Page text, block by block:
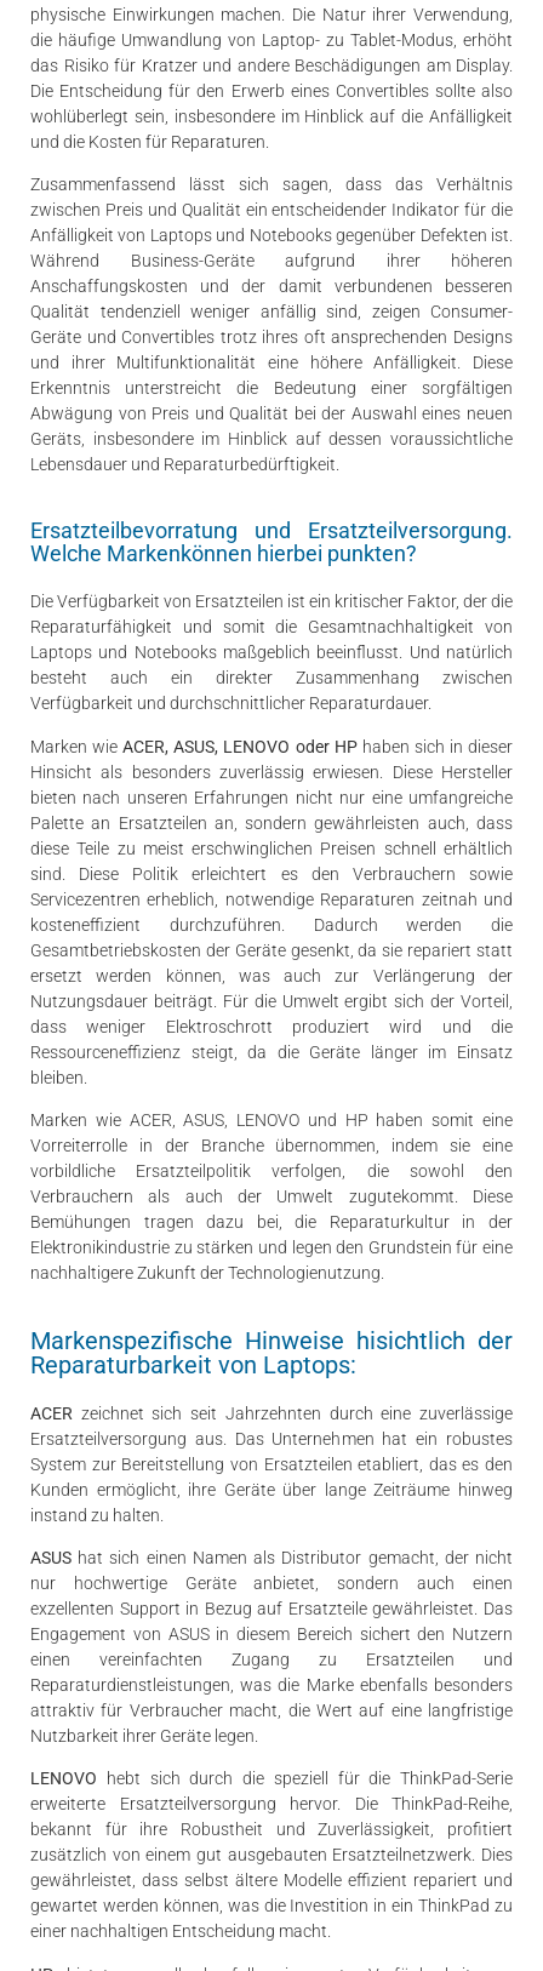
physische Einwirkungen machen. Die Natur ihrer Verwendung,
die häufige Umwandlung von Laptop- zu Tablet-Modus, erhöht
das Risiko für Kratzer und andere Beschädigungen am Display.
Die Entscheidung für den Erwerb eines Convertibles sollte also
wohlüberlegt sein, insbesondere im Hinblick auf die Anfälligkeit
und die Kosten für Reparaturen.
Zusammenfassend lässt sich sagen, dass das Verhältnis
zwischen Preis und Qualität ein entscheidender Indikator für die
Anfälligkeit von Laptops und Notebooks gegenüber Defekten ist.
Während Business-Geräte aufgrund ihrer höheren
Anschaffungskosten und der damit verbundenen besseren
Qualität tendenziell weniger anfällig sind, zeigen Consumer-
Geräte und Convertibles trotz ihres oft ansprechenden Designs
und ihrer Multifunktionalität eine höhere Anfälligkeit. Diese
Erkenntnis unterstreicht die Bedeutung einer sorgfältigen
Abwägung von Preis und Qualität bei der Auswahl eines neuen
Geräts, insbesondere im Hinblick auf dessen voraussichtliche
Lebensdauer und Reparaturbedürftigkeit.
Ersatzteilbevorratung und Ersatzteilversorgung.
Welche Markenkönnen hierbei punkten?
Die Verfügbarkeit von Ersatzteilen ist ein kritischer Faktor, der die
Reparaturfähigkeit und somit die Gesamtnachhaltigkeit von
Laptops und Notebooks maßgeblich beeinflusst. Und natürlich
besteht auch ein direkter Zusammenhang zwischen
Verfügbarkeit und durchschnittlicher Reparaturdauer.
Marken wieACER, ASUS, LENOVO oder HPhaben sich in dieser
Hinsicht als besonders zuverlässig erwiesen. Diese Hersteller
bieten nach unseren Erfahrungen nicht nur eine umfangreiche
Palette an Ersatzteilen an, sondern gewährleisten auch, dass
diese Teile zu meist erschwinglichen Preisen schnell erhältlich
sind. Diese Politik erleichtert es den Verbrauchern sowie
Servicezentren erheblich, notwendige Reparaturen zeitnah und
kosteneffizient durchzuführen. Dadurch werden die
Gesamtbetriebskosten der Geräte gesenkt, da sie repariert statt
ersetzt werden können, was auch zur Verlängerung der
Nutzungsdauer beiträgt. Für die Umwelt ergibt sich der Vorteil,
dass weniger Elektroschrott produziert wird und die
Ressourceneffizienz steigt, da die Geräte länger im Einsatz
bleiben.
Marken wie ACER, ASUS, LENOVO und HP haben somit eine
Vorreiterrolle in der Branche übernommen, indem sie eine
vorbildliche Ersatzteilpolitik verfolgen, die sowohl den
Verbrauchern als auch der Umwelt zugutekommt. Diese
Bemühungen tragen dazu bei, die Reparaturkultur in der
Elektronikindustrie zu stärken und legen den Grundstein für eine
nachhaltigere Zukunft der Technologienutzung.
Markenspezifische Hinweise hisichtlich der
Reparaturbarkeit von Laptops:
ACER zeichnet sich seit Jahrzehnten durch eine zuverlässige
Ersatzteilversorgung aus. Das Unternehmen hat ein robustes
System zur Bereitstellung von Ersatzteilen etabliert, das es den
Kunden ermöglicht, ihre Geräte über lange Zeiträume hinweg
instand zu halten.
ASUS hat sich einen Namen als Distributor gemacht, der nicht
nur hochwertige Geräte anbietet, sondern auch einen
exzellenten Support in Bezug auf Ersatzteile gewährleistet. Das
Engagement von ASUS in diesem Bereich sichert den Nutzern
einen vereinfachten Zugang zu Ersatzteilen und
Reparaturdienstleistungen, was die Marke ebenfalls besonders
attraktiv für Verbraucher macht, die Wert auf eine langfristige
Nutzbarkeit ihrer Geräte legen.
LENOVO hebt sich durch die speziell für die ThinkPad-Serie
erweiterte Ersatzteilversorgung hervor. Die ThinkPad-Reihe,
bekannt für ihre Robustheit und Zuverlässigkeit, profitiert
zusätzlich von einem gut ausgebauten Ersatzteilnetzwerk. Dies
gewährleistet, dass selbst ältere Modelle effizient repariert und
gewartet werden können, was die Investition in ein ThinkPad zu
einer nachhaltigen Entscheidung macht.